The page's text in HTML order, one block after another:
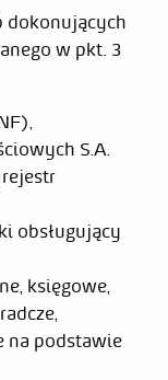
dokonujących
w pkt. 3
S.A.
obsługujący
księgowe,
na podstawie